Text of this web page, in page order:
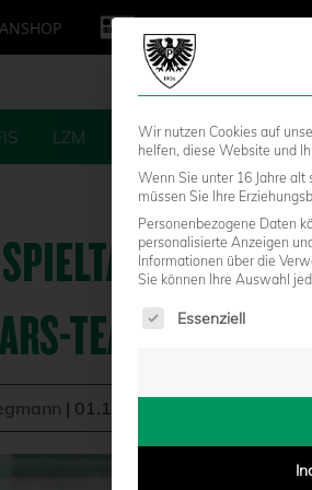
LZM FANS STADION
DES
TEAMS
| 01.12.2022 - 11:55
Wir nutzen Cookies auf
helfen, diese Website und
Wenn Sie unter 16 Jahre
müssen Sie Ihre
Personenbezogene Daten
personalisierte Anzeigen
Informationen über die
Sie können Ihre Auswahl
Es folgt eine Liste der
Essenziell